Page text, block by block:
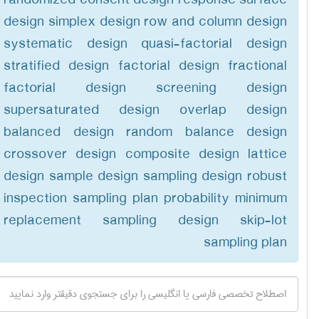
design simplex design row and column design
systematic design quasi-factorial design
stratified design factorial design fractional
factorial design screening design
supersaturated design overlap design
balanced design random balance design
crossover design composite design lattice
design sample design sampling design robust
inspection sampling plan probability minimum
replacement sampling design skip-lot
sampling plan